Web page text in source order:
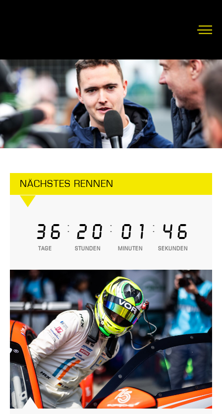
NÄCHSTES RENNEN
36
TAGE
: 20
STUNDEN
: 01
MINUTEN
: 46
SEKUNDEN